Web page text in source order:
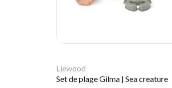
Liewood
Set de plage Gilma | Sea creature